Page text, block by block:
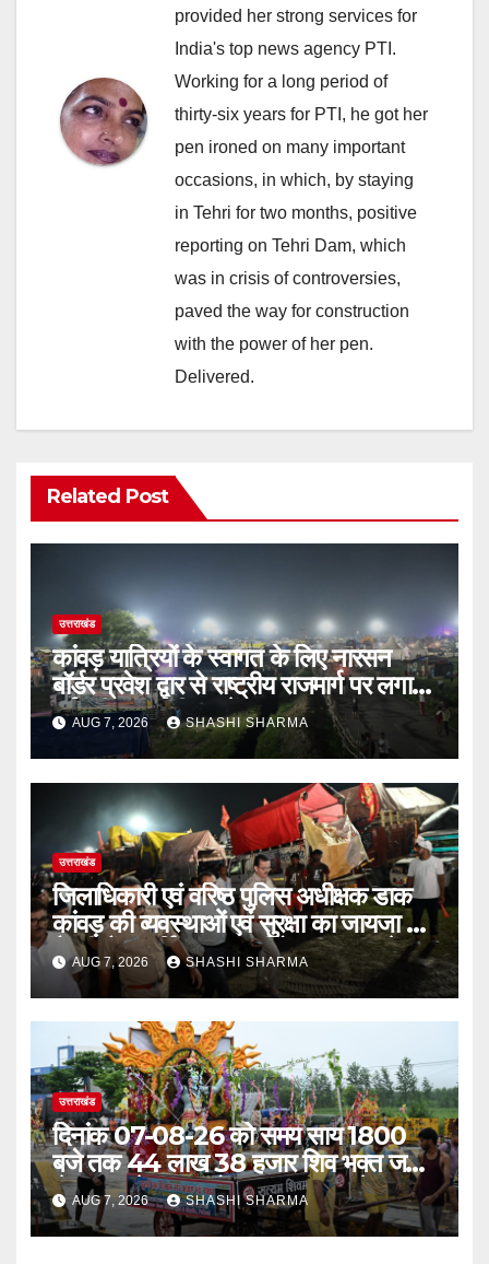
provided her strong services for
India's top news agency PTI.
Working for a long period of
thirty-six years for PTI, he got her
pen ironed on many important
occasions, in which, by staying
in Tehri for two months, positive
reporting on Tehri Dam, which
was in crisis of controversies,
paved the way for construction
with the power of her pen.
Delivered.
Related Post
उत्तराखंड
कांवड़ यात्रियों के स्वागत के लिए नारसन
बॉर्डर प्रवेश द्वार से राष्ट्रीय राजमार्ग पर लगाई
गई रंगीन एलईडी लाइटें
AUG 7, 2026 SHASHI SHARMA
उत्तराखंड
जिलाधिकारी एवं वरिष्ठ पुलिस अधीक्षक डाक
कांवड़ की व्यवस्थाओं एवं सुरक्षा का जायजा लेने
बैरागी कैंप पार्किंग स्थल जीरो ग्राउंड पर देर
रात्रि पहुंचे
AUG 7, 2026 SHASHI SHARMA
उत्तराखंड
दिनांक 07-08-26 को समय साय 1800
बजे तक 44 लाख 38 हजार शिव भक्त जल
लेकर अपने गंतव्य को प्रस्थान कर चुके
AUG 7, 2026 SHASHI SHARMA